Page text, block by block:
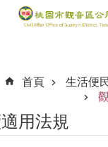
首頁
生活便
用法規